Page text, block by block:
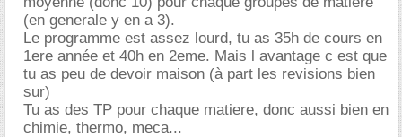
(en generale y en a 3).
Le programme est assez lourd, tu as 35h de cours en
1ere année et 40h en 2eme. Mais l avantage c est que
tu as peu de devoir maison (à part les revisions bien
sur)
Tu as des TP pour chaque matiere, donc aussi bien en
chimie, thermo, meca...